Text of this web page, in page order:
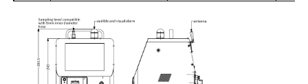
Referentiestandaard
T29024.4-2017,
JJF 1190-2008
19 Werkomgeving
luchtvochtigheid